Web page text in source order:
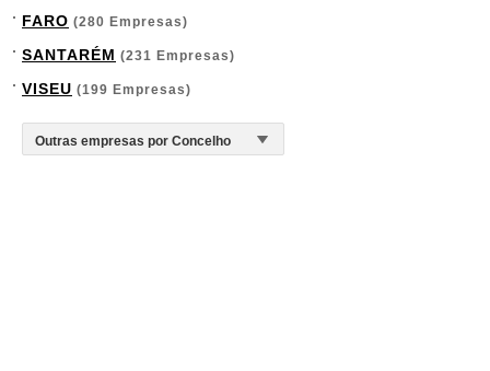
FARO (280 Empresas)
SANTARÉM (231 Empresas)
VISEU (199 Empresas)